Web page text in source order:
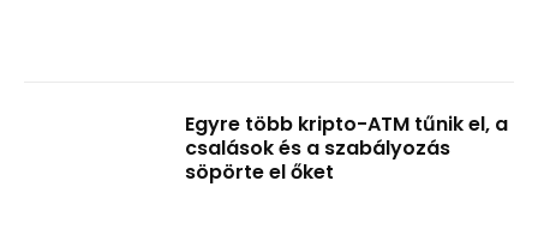
Egyre több kripto-ATM tűnik el, a
csalások és a szabályozás
söpörte el őket